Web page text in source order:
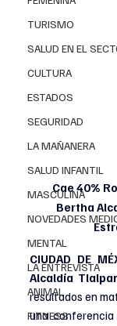
TURISMO
SALUD EN EL
CULTURA
ESTADOS
SEGURIDAD
LA MAÑANERA
SALUD INFANTIL
MASCULINA
NOVEDADES
MENTAL
LA ENTREVISTA
ANIMAL
FITNESS
Cae 40%
Bertha
CIUDAD DE
Alcaldía
resultados en
una